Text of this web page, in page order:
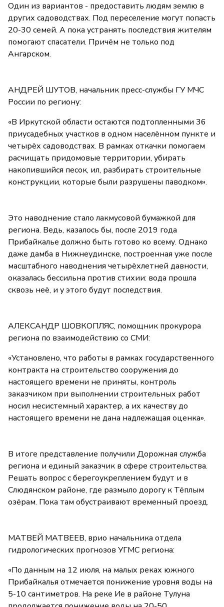
Один из вариантов - предоставить людям землю в
других садоводствах. Под переселение могут попасть
20-30 семей. А пока устранять последствия жителям
помогают спасатели. Причём не только под
Ангарском.
АНДРЕЙ ШУТОВ, начальник пресс-службы ГУ МЧС
России по региону:
«В Иркутской области остаются подтопленными 36
приусадебных участков в одном населённом пункте и
четырёх садоводствах. В рамках откачки помогаем
расчищать придомовые территории, убирать
накопившийся песок, ил, разбирать строительные
конструкции, которые были разрушены паводком».
Это наводнение стало лакмусовой бумажкой для
региона. Ведь, казалось бы, после 2019 года
Прибайкалье должно быть готово ко всему. Однако
даже дамба в Нижнеудинске, построенная уже после
масштабного наводнения четырёхлетней давности,
оказалась бессильна против стихии: вода прошла
сквозь неё, и у этого будут последствия.
АЛЕКСАНДР ШОВКОПЛЯС, помощник прокурора
региона по взаимодействию со СМИ:
«Установлено, что работы в рамках государственного
контракта на строительство сооружения до
настоящего времени не приняты, контроль
заказчиком при выполнении строительных работ
носил несистемный характер, а их качеству до
настоящего времени не дана надлежащая оценка».
В итоге представление получили Дорожная служба
региона и единый заказчик в сфере строительства.
Решать вопрос с берегоукреплением будут и в
Слюдянском районе, где размыло дорогу к Тёплым
озёрам. Пока там обустраивают временный проезд.
МАТВЕЙ МАТВЕЕВ, врио начальника отдела
гидрологических прогнозов УГМС региона:
«По данным на 12 июля, на малых реках южного
Прибайкалья отмечается понижение уровня воды на
5-10 сантиметров. На реке Ие в районе Тулуна